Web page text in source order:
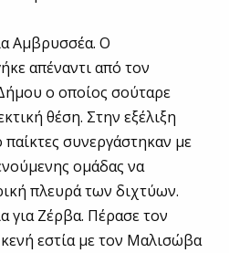
Αμβρυσσέα. Ο
απέναντι από τον
ο οποίος σούταρε
θέση. Στην εξέλιξη
συνεργάστηκαν με
ομάδας να
πλευρά των διχτύων.
για Ζέρβα. Πέρασε τον
εστία με τον Μαλισώβα